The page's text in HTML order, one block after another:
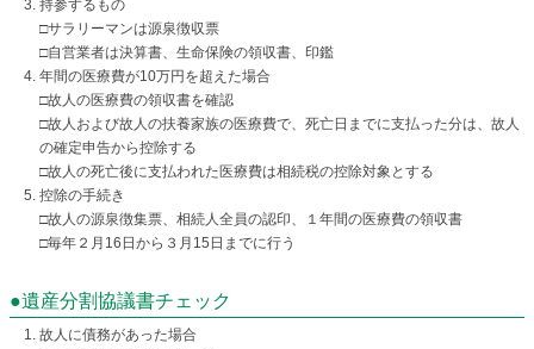
持参するもの
□サラリーマンは源泉徴収票
□自営業者は決算書、生命保険の領収書、印鑑
年間の医療費が10万円を超えた場合
□故人の医療費の領収書を確認
□故人および故人の扶養家族の医療費で、死亡日までに支払った分は、故人
の確定申告から控除する
□故人の死亡後に支払われた医療費は相続税の控除対象とする
控除の手続き
□故人の源泉徴集票、相続人全員の認印、１年間の医療費の領収書
□毎年２月16日から３月15日までに行う
●遺産分割協議書チェック
故人に債務があった場合